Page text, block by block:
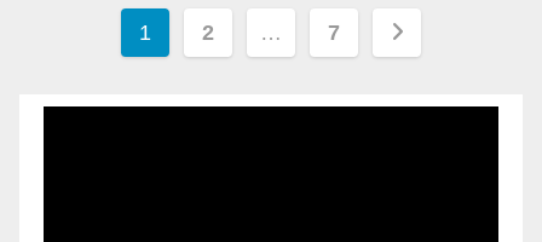
1 2 … 7